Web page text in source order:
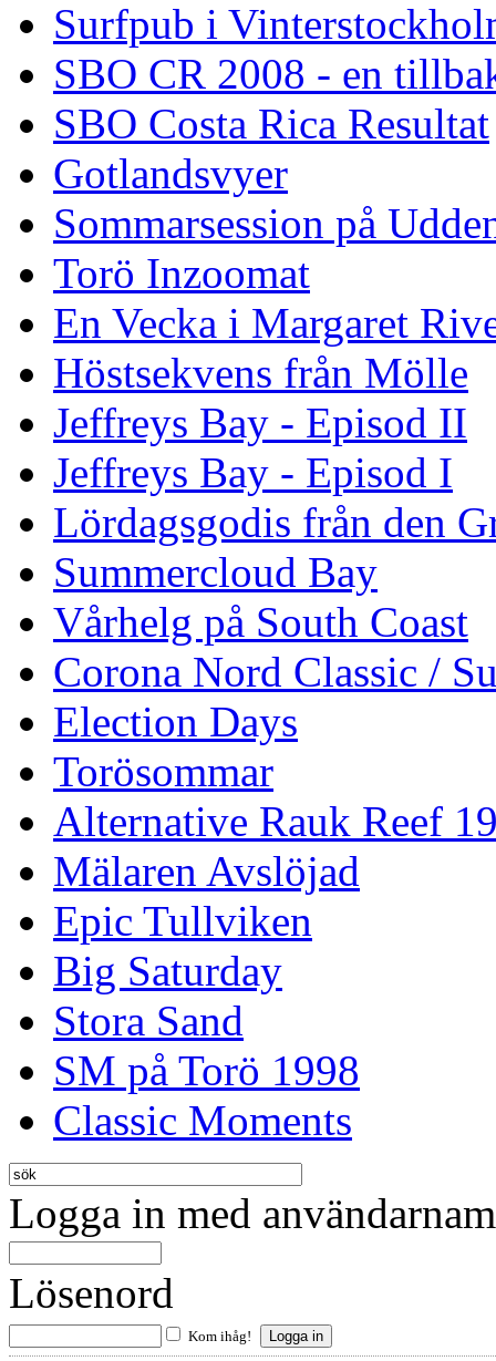
Surfpub i
SBO CR 2008 - en
SBO Costa Rica Resultat
Gotlandsvyer
Sommarsession på
Torö Inzoomat
En Vecka i Margaret
Höstsekvens från Mölle
Jeffreys Bay - Episod II
Jeffreys Bay - Episod I
Lördagsgodis från den
Summercloud Bay
Vårhelg på South Coast
Corona Nord Classic /
Election Days
Torösommar
Alternative Rauk Reef
Mälaren Avslöjad
Epic Tullviken
Big Saturday
Stora Sand
SM på Torö 1998
Classic Moments
Logga in med
Lösenord
Kom ihåg!